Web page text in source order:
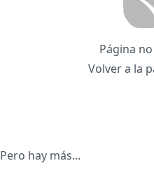
Página
Volver a la
Pero hay más...